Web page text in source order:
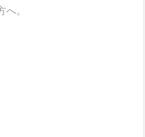
。